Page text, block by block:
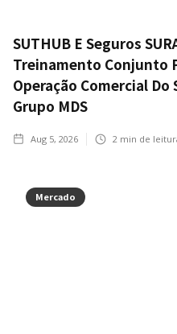
SUTHUB E Seguros
Treinamento Conjunto
Operação Comercial
Grupo MDS
Aug 5, 2026 2 min de
Mercado